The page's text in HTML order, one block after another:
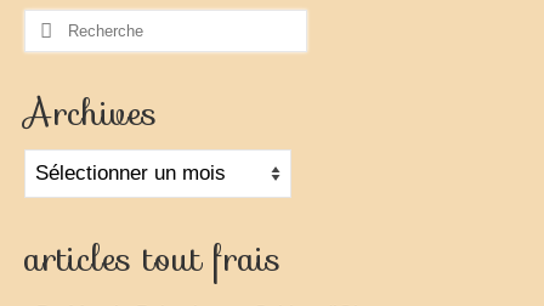
Rechercher
Archives
Archives
articles tout frais